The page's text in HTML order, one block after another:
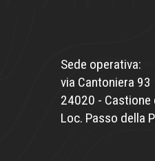
Sede operativa:
via Cantoniera 93
24020 - Castione
Loc. Passo della